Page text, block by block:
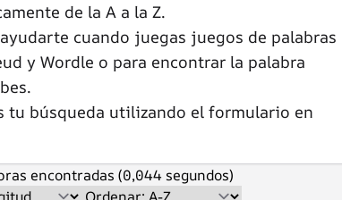
de la A a la Z.
cuando juegas juegos de palabras
y Wordle o para encontrar la palabra
tu búsqueda utilizando el formulario en
encontradas (0,044 segundos)